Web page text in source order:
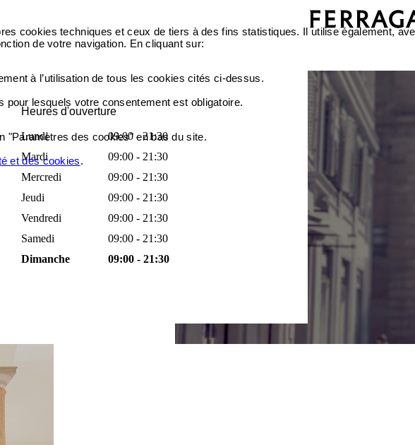
Heures d'ouverture
Lundi
09:00 - 21:30
Mardi
09:00 - 21:30
Mercredi
09:00 - 21:30
Jeudi
09:00 - 21:30
Vendredi
09:00 - 21:30
Samedi
09:00 - 21:30
Dimanche
09:00 - 21:30
cookies techniques et ceux de tiers à des fins statistiques. Il utilise également,
de votre navigation. En cliquant sur:
à l’utilisation de tous les cookies cités ci-dessus.
lesquels votre consentement est obligatoire.
"Paramètres des cookies" en bas du site.
et des cookies.